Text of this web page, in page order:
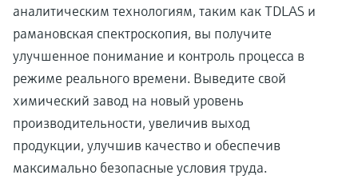
аналитическим технологиям, таким как TDLAS и
рамановская спектроскопия, вы получите
улучшенное понимание и контроль процесса в
режиме реального времени. Выведите свой
химический завод на новый уровень
производительности, увеличив выход
продукции, улучшив качество и обеспечив
максимально безопасные условия труда.